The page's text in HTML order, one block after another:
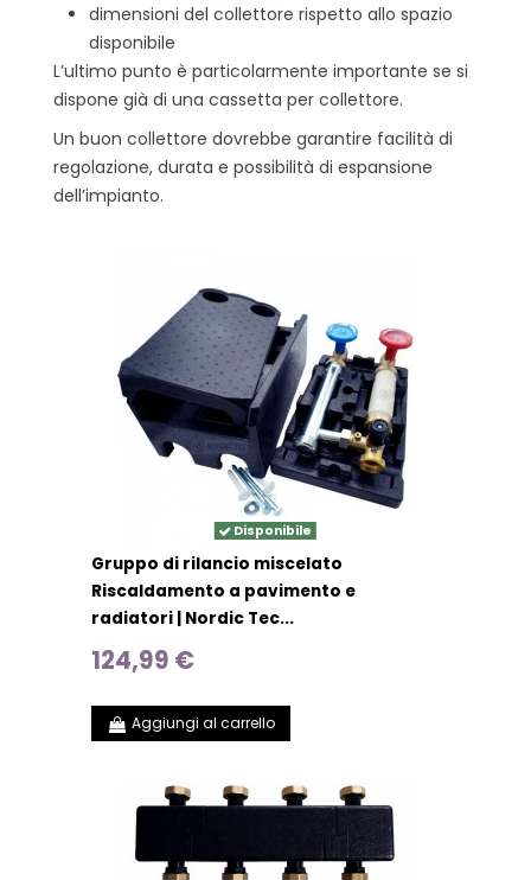
dimensioni del collettore rispetto allo spazio
disponibile
L’ultimo punto è particolarmente importante se si
dispone già di una cassetta per collettore.
Un buon collettore dovrebbe garantire facilità di
regolazione, durata e possibilità di espansione
dell’impianto.
Disponibile
Gruppo di rilancio miscelato
Riscaldamento a pavimento e
radiatori | Nordic Tec...
124,99 €
Aggiungi al carrello